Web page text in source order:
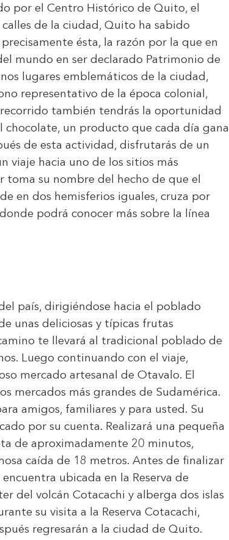
por el Centro Histórico de Quito, el
de la ciudad, Quito ha sabido
ésta, la razón por la que en
mundo en ser declarado Patrimonio de
lugares emblemáticos de la ciudad,
representativo de la época colonial,
también tendrás la oportunidad
un producto que cada día gana
de esta actividad, disfrutarás de un
viaje hacia uno de los sitios más
toma su nombre del hecho de que el
en dos hemisferios iguales, cruza por
podrá conocer más sobre la línea
país, dirigiéndose hacia el poblado
unas deliciosas y típicas frutas
te llevará al tradicional poblado de
Luego continuando con el viaje,
mercado artesanal de Otavalo. El
mercados más grandes de Sudamérica.
amigos, familiares y para usted. Su
por su cuenta. Realizará una pequeña
de aproximadamente 20 minutos,
caída de 18 metros. Antes de finalizar
ubicada en la Reserva de
del volcán Cotacachi y alberga dos islas
su visita a la Reserva Cotacachi,
regresarán a la ciudad de Quito.